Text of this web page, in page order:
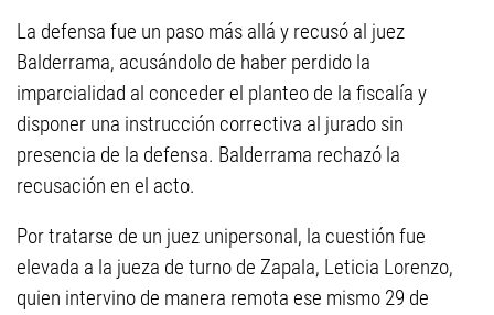
La defensa fue un paso más allá y recusó al juez
Balderrama, acusándolo de haber perdido la
imparcialidad al conceder el planteo de la fiscalía y
disponer una instrucción correctiva al jurado sin
presencia de la defensa. Balderrama rechazó la
recusación en el acto.
Por tratarse de un juez unipersonal, la cuestión fue
elevada a la jueza de turno de Zapala, Leticia Lorenzo,
quien intervino de manera remota ese mismo 29 de